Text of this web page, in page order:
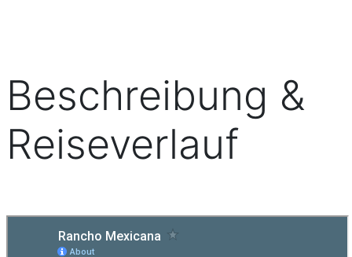
Beschreibung &
Reiseverlauf